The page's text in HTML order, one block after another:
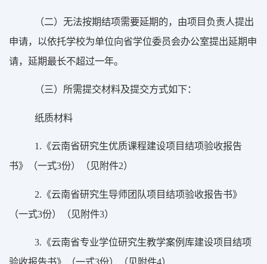
（二）无法按期结项需要延期的，由项目负责人提出
申请，以依托学校为单位向省学位委员会办公室提出延期申
请，延期最长不超过一年。
（三）所需提交材料及提交方式如下：
纸质材料
1. 《云南省研究生优质课程建设项目结项验收报告
书》（一式3份）（见附件2）
2. 《云南省研究生导师团队项目结项验收报告书》
（一式3份）（见附件3）
3. 《云南省专业学位研究生教学案例库建设项目结项